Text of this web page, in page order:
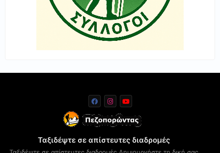
Ταξιδέψτε σε απίστευτες διαδρομές